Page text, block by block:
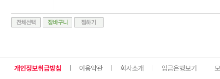
개인정보취급방침 이용약관 회사소개 입금은행보기